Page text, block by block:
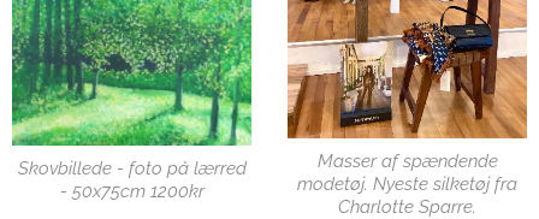
Masser af spændende
modetøj. Nyeste silketøj fra
Charlotte Sparre.
Skovbillede - foto på lærred
- 50x75cm 1200kr